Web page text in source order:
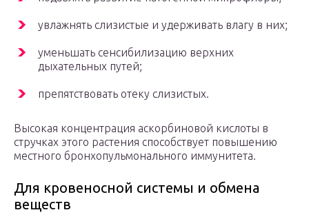
увлажнять слизистые и удерживать влагу в них;
уменьшать сенсибилизацию верхних
дыхательных путей;
препятствовать отеку слизистых.
Высокая концентрация аскорбиновой кислоты в
стручках этого растения способствует повышению
местного бронхопульмонального иммунитета.
Для кровеносной системы и обмена
веществ